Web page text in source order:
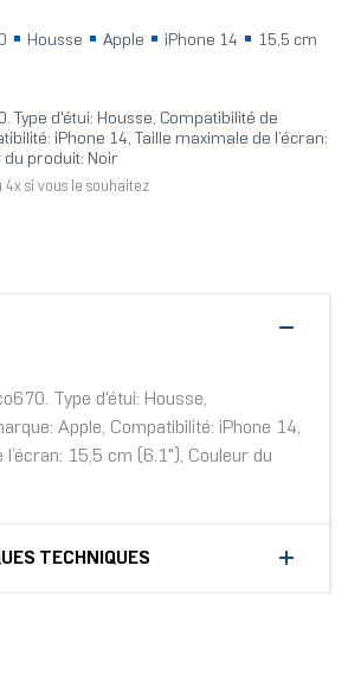
Housse Apple iPhone 14
15,5 cm
Type d'étui: Housse, Compatibilité de
iPhone 14, Taille maximale de l’écran:
du produit: Noir
4x si vous le souhaitez
Type d'étui: Housse,
Apple, Compatibilité: iPhone 14,
l’écran: 15,5 cm (6.1"), Couleur du
TECHNIQUES